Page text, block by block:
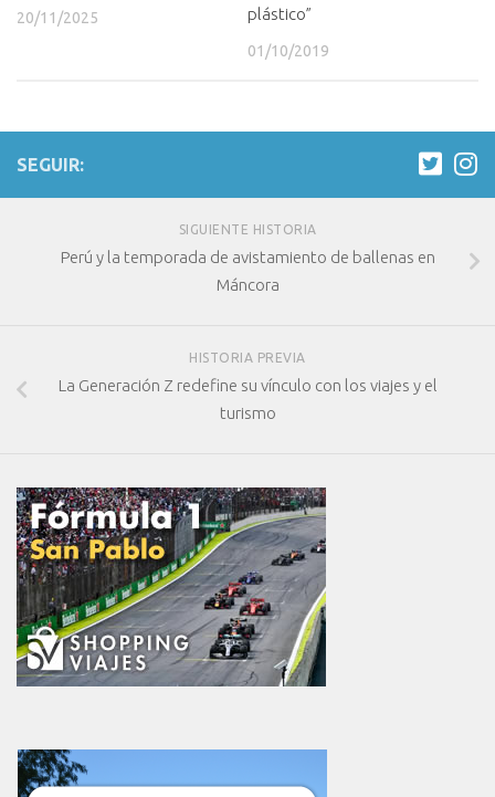
20/11/2025
plástico”
01/10/2019
SEGUIR:
SIGUIENTE HISTORIA
Perú y la temporada de avistamiento de ballenas en
Máncora
HISTORIA PREVIA
La Generación Z redefine su vínculo con los viajes y el
turismo